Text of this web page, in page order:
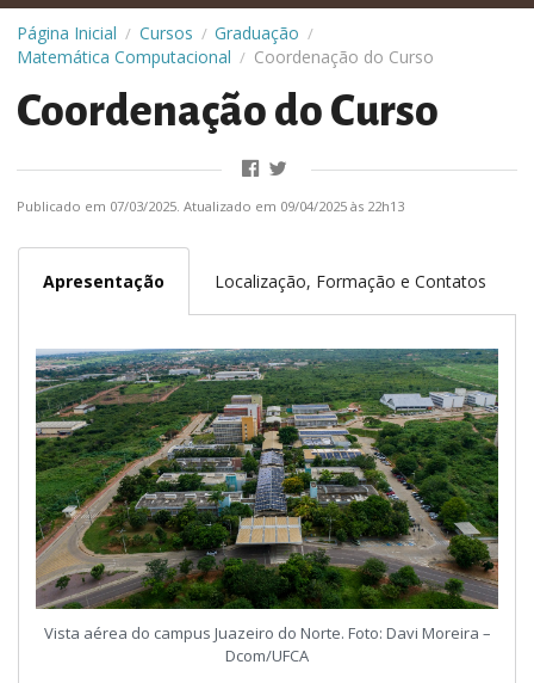
Página Inicial / Cursos / Graduação /
Matemática Computacional / Coordenação do Curso
Coordenação do Curso
Publicado em 07/03/2025. Atualizado em 09/04/2025 às 22h13
Apresentação Localização, Formação e Contatos
Vista aérea do campus Juazeiro do Norte. Foto: Davi Moreira –
Dcom/UFCA